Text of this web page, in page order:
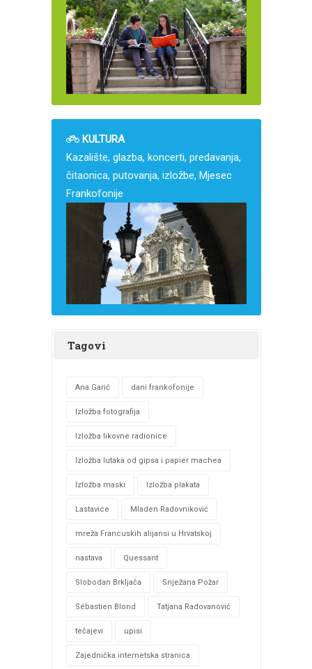
KULTURA
Kazalište, glazba, koncerti, predavanja,
čitaonica, putovanja, izložbe, Mjesec
Frankofonije
Tagovi
Ana Garić dani frankofonije
Izložba fotografija
Izložba likovne radionice
Izložba lutaka od gipsa i papier machea
Izložba maski Izložba plakata
Lastavice Mladen Radovniković
mreža Francuskih alijansi u Hrvatskoj
nastava Quessant
Slobodan Brkljača Snježana Požar
Sébastien Blond Tatjana Radovanović
tečajevi upisi
Zajednička internetska stranica